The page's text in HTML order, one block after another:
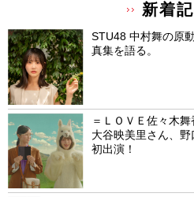
新着
STU48 中村舞の原
真集を語る。
＝ＬＯＶＥ佐々木
大谷映美里さん、
初出演！